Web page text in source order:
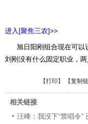
进入[聚焦三农]>>
旭日阳刚组合现在可以
刘刚没有什么固定职业，
【打印 】 【复制
相关链接
汪峰：我没下“禁唱令”